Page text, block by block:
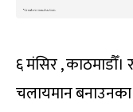
६ मंसिर , काठमाडौँ।
चलायमान बनाउनका